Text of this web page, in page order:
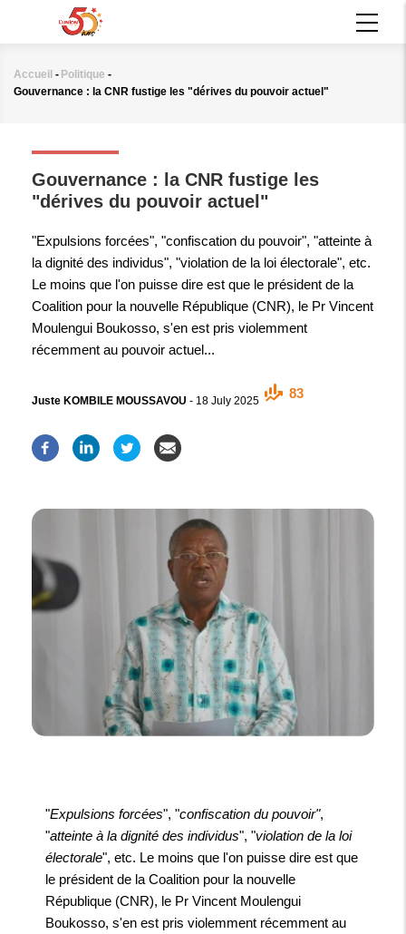
principal
Fil
Accueil - Politique -
Gouvernance : la CNR fustige les "dérives du pouvoir actuel"
Gouvernance : la CNR fustige les
"dérives du pouvoir actuel"
"Expulsions forcées", "confiscation du pouvoir", "atteinte à
la dignité des individus", "violation de la loi électorale", etc.
Le moins que l'on puisse dire est que le président de la
Coalition pour la nouvelle République (CNR), le Pr Vincent
Moulengui Boukosso, s'en est pris violemment
récemment au pouvoir actuel...
Juste KOMBILE MOUSSAVOU - 18 July 2025
83
"Expulsions forcées", "confiscation du pouvoir",
"atteinte à la dignité des individus", "violation de la loi
électorale", etc. Le moins que l'on puisse dire est que
le président de la Coalition pour la nouvelle
République (CNR), le Pr Vincent Moulengui
Boukosso, s'en est pris violemment récemment au